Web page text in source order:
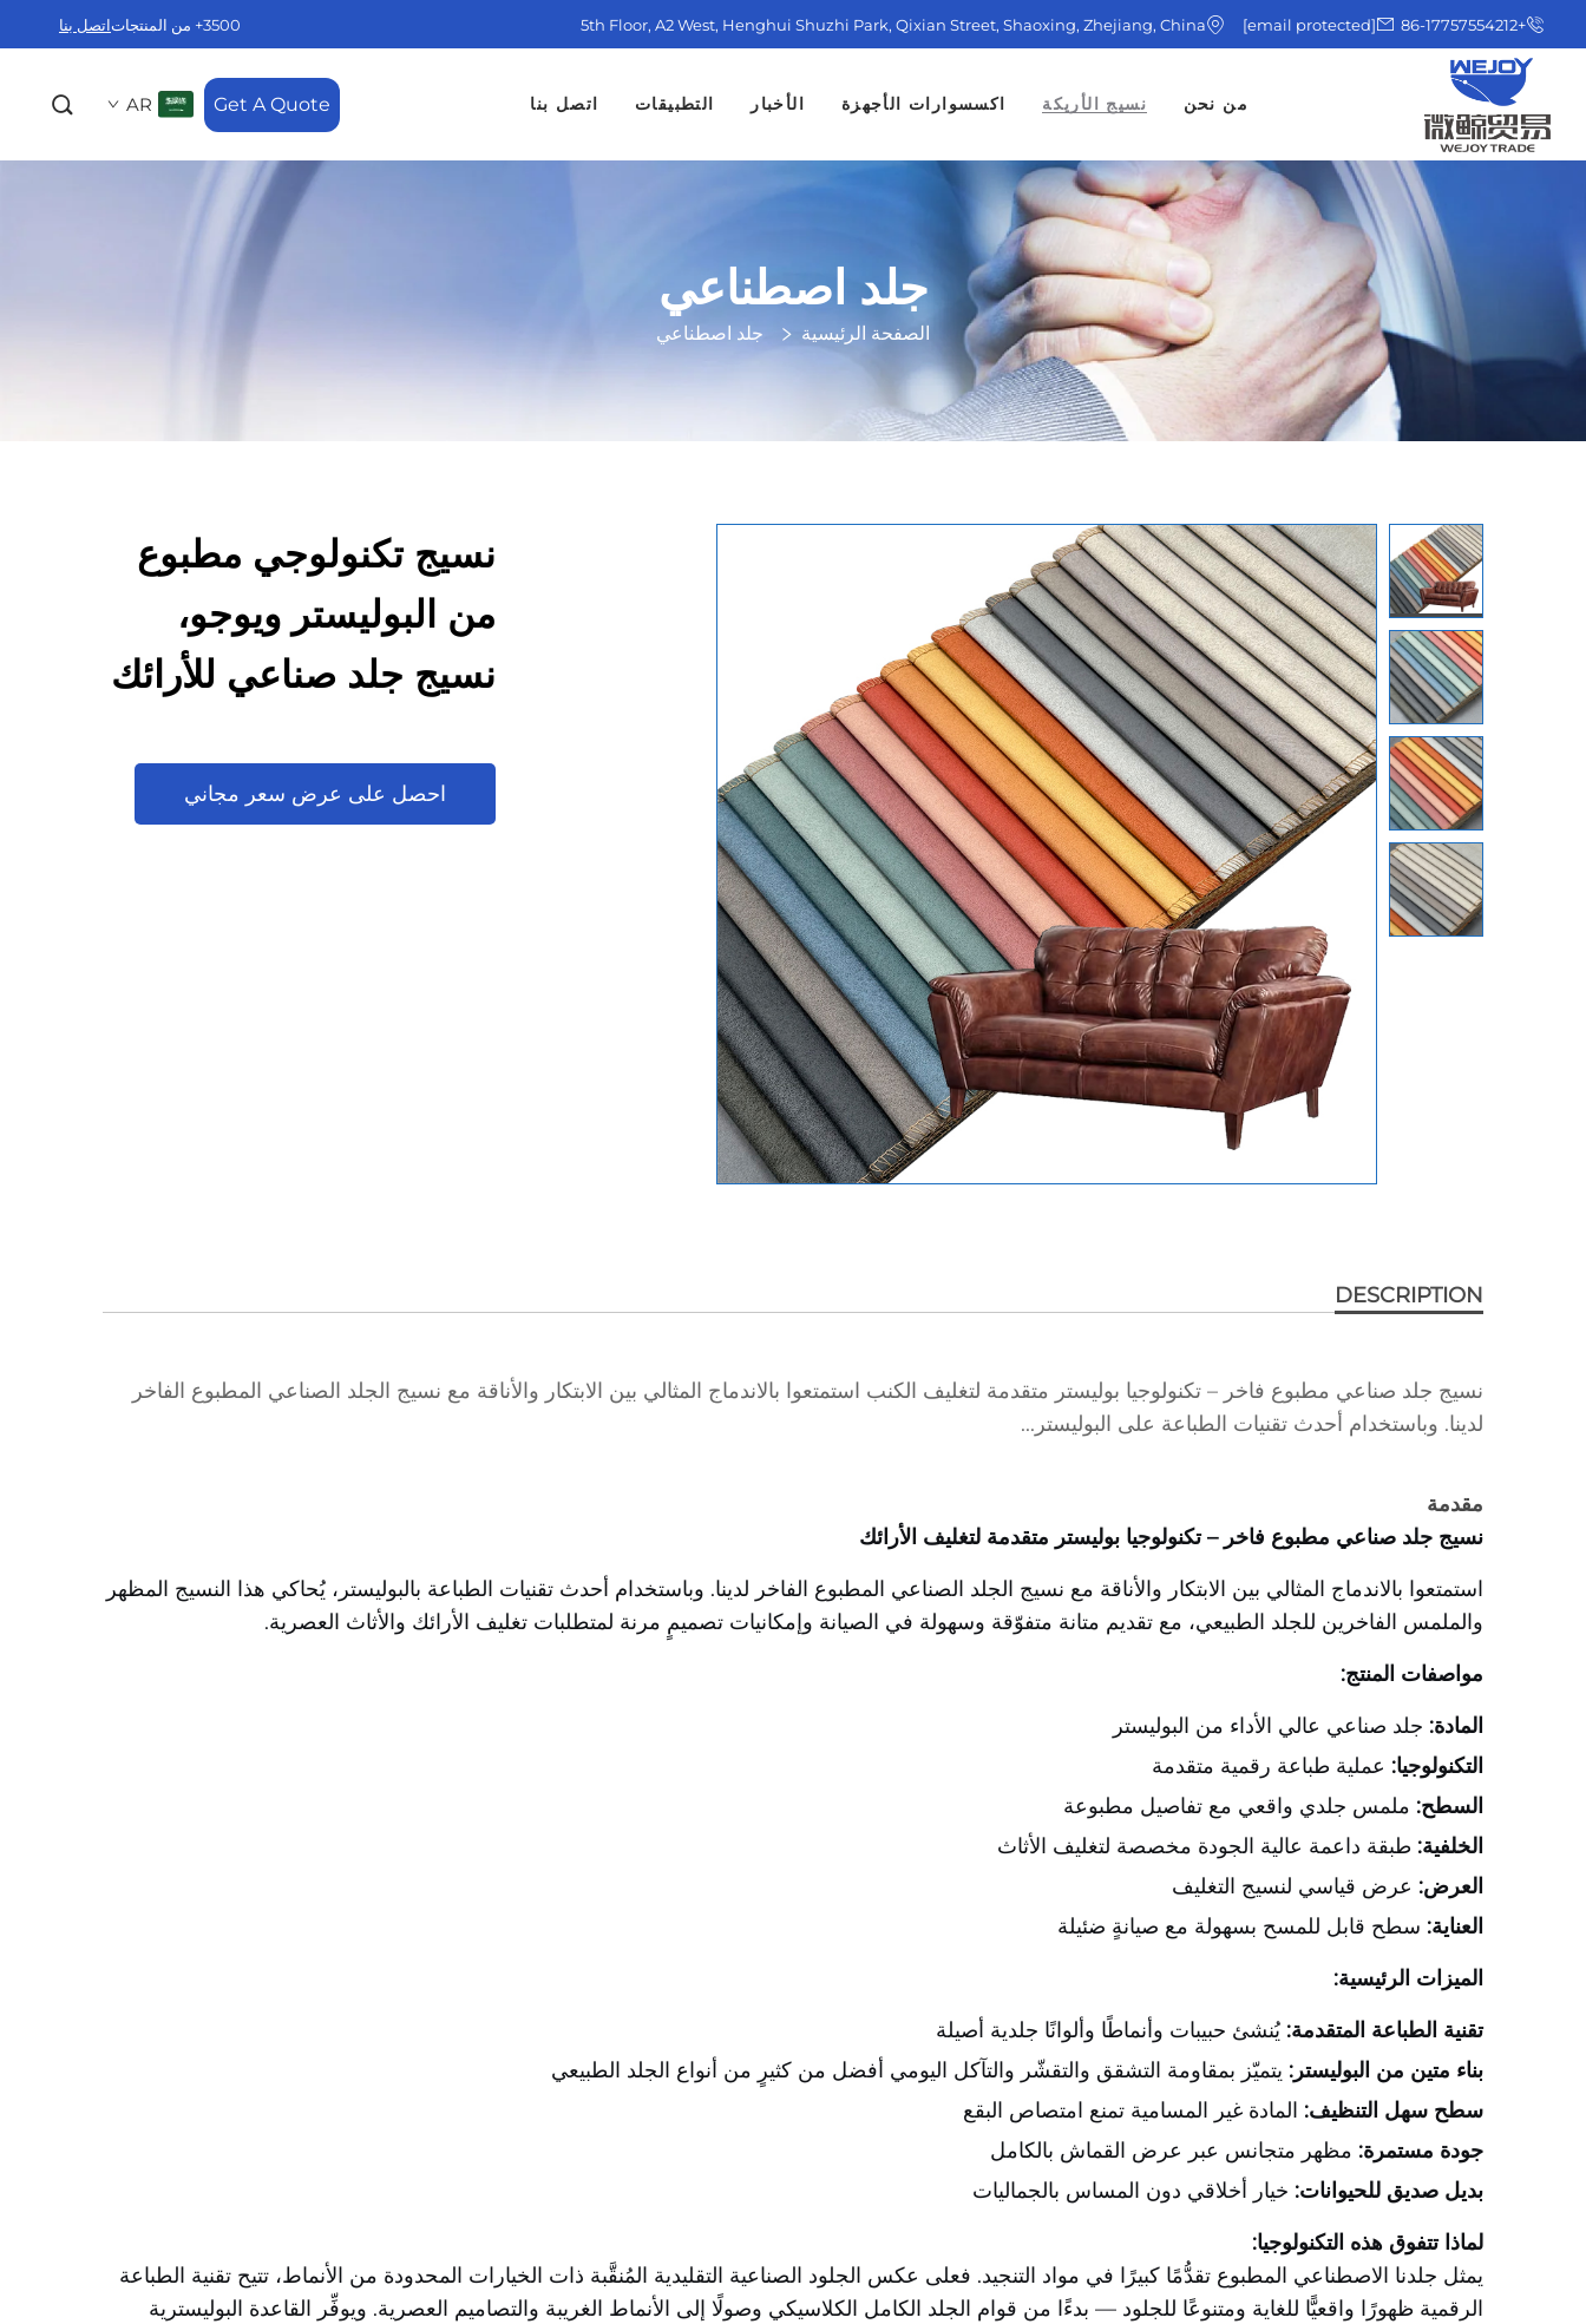
+86-17757554212
[email protected]
5th Floor, A2 West, Henghui Shuzhi Park, Qixian Street, Shaoxing, Zhejiang, China 3500+ من المنتجات اتصل بنا
من نحن نسيج الأريكة اكسسوارات الأجهزة الأخبار التطبيقات اتصل بنا Get A Quote
AR
جلد اصطناعي
الصفحة الرئيسية جلد اصطناعي
نسيج تكنولوجي مطبوع
من البوليستر ويوجو،
نسيج جلد صناعي للأرائك
احصل على عرض سعر مجاني
DESCRIPTION
نسيج جلد صناعي مطبوع فاخر – تكنولوجيا بوليستر متقدمة لتغليف الكنب استمتعوا بالاندماج المثالي بين الابتكار والأناقة مع نسيج الجلد الصناعي المطبوع الفاخر
لدينا. وباستخدام أحدث تقنيات الطباعة على البوليستر...
مقدمة
نسيج جلد صناعي مطبوع فاخر – تكنولوجيا بوليستر متقدمة لتغليف الأرائك
استمتعوا بالاندماج المثالي بين الابتكار والأناقة مع نسيج الجلد الصناعي المطبوع الفاخر لدينا. وباستخدام أحدث تقنيات الطباعة بالبوليستر، يُحاكي هذا النسيج المظهر
والملمس الفاخرين للجلد الطبيعي، مع تقديم متانة متفوّقة وسهولة في الصيانة وإمكانيات تصميمٍ مرنة لمتطلبات تغليف الأرائك والأثاث العصرية.
مواصفات المنتج:
المادة: جلد صناعي عالي الأداء من البوليستر
التكنولوجيا: عملية طباعة رقمية متقدمة
السطح: ملمس جلدي واقعي مع تفاصيل مطبوعة
الخلفية: طبقة داعمة عالية الجودة مخصصة لتغليف الأثاث
العرض: عرض قياسي لنسيج التغليف
العناية: سطح قابل للمسح بسهولة مع صيانةٍ ضئيلة
الميزات الرئيسية:
تقنية الطباعة المتقدمة: يُنشئ حبيبات وأنماطًا وألوانًا جلدية أصيلة
بناء متين من البوليستر: يتميّز بمقاومة التشقق والتقشّر والتآكل اليومي أفضل من كثيرٍ من أنواع الجلد الطبيعي
سطح سهل التنظيف: المادة غير المسامية تمنع امتصاص البقع
جودة مستمرة: مظهر متجانس عبر عرض القماش بالكامل
بديل صديق للحيوانات: خيار أخلاقي دون المساس بالجماليات
لماذا تتفوق هذه التكنولوجيا:
يمثل جلدنا الاصطناعي المطبوع تقدُّمًا كبيرًا في مواد التنجيد. فعلى عكس الجلود الصناعية التقليدية المُنقَّبة ذات الخيارات المحدودة من الأنماط، تتيح تقنية الطباعة
الرقمية ظهورًا واقعيًّا للغاية ومتنوعًا للجلود — بدءًا من قوام الجلد الكامل الكلاسيكي وصولًا إلى الأنماط الغريبة والتصاميم العصرية. ويوفِّر القاعدة البوليسترية